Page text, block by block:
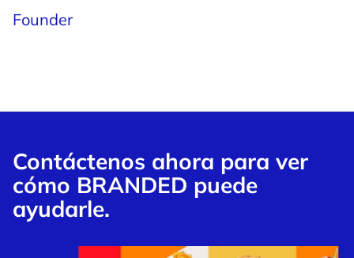
Founder
Contáctenos ahora para ver
cómo BRANDED puede
ayudarle.